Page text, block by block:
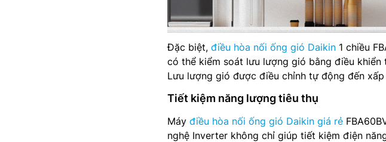
Đặc biệt, điều hòa nối ống gió Daikin 1 chiều
có thể kiểm soát lưu lượng gió bằng điều
Lưu lượng gió được điều chỉnh tự động đến
Tiết kiệm năng lượng tiêu thụ
Máy điều hòa nối ống gió Daikin giá rẻ
nghệ Inverter không chỉ giúp tiết kiệm điện